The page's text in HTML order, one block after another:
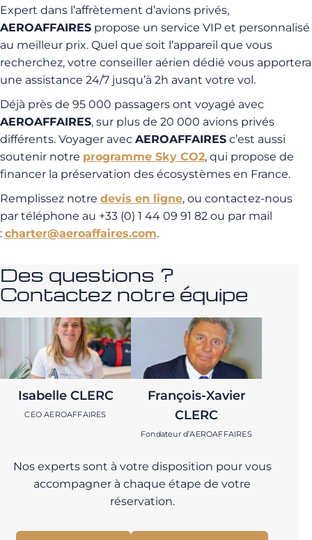
Expert dans l’affrètement d’avions privés,
AEROAFFAIRES propose un service VIP et personnalisé
au meilleur prix. Quel que soit l’appareil que vous
recherchez, votre conseiller aérien dédié vous apportera
une assistance 24/7 jusqu’à 2h avant votre vol.
Déjà près de 95 000 passagers ont voyagé avec
AEROAFFAIRES, sur plus de 20 000 avions privés
différents. Voyager avec AEROAFFAIRES c’est aussi
soutenir notre programme Sky CO2, qui propose de
financer la préservation des écosystèmes en France.
Remplissez notre devis en ligne, ou contactez-nous
par téléphone au +33 (0) 1 44 09 91 82 ou par mail
: charter@aeroaffaires.com.
Des questions ?
Contactez notre équipe
Isabelle CLERC
CEO AEROAFFAIRES
François-Xavier
CLERC
Fondateur d’AEROAFFAIRES
Nos experts sont à votre disposition pour vous
accompagner à chaque étape de votre
réservation.